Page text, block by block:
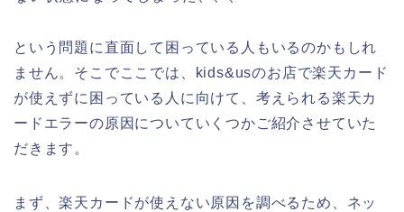
という問題に直面して困っている人もいるのかもしれ
ません。そこでここでは、kids&usのお店で楽天カード
が使えずに困っている人に向けて、考えられる楽天カ
ードエラーの原因についていくつかご紹介させていた
だきます。
まず、楽天カードが使えない原因を調べるため、ネッ